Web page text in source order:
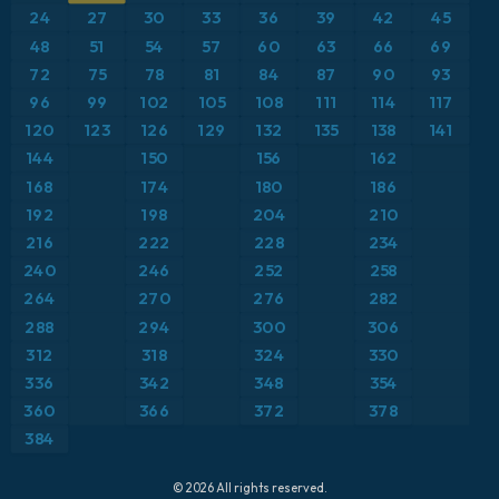
Brazylia
Europa
Grecja
Hiszpania
Islandia
Karaiby
Meksyk
Niemcy
Polska
Skandynawia
Stany Zjednoczone
Opady, chmury i ciśnienie
Pokrywa śnieżna
Porywy wiatru
Punkt rosy na 2 m
Suma opadów
Temperatura na 2 m
Temperatura na 850 hPa
Wiatr na 10 m
Wiatr na 300 hPa (prąd strumieniowy)
24
27 30 33 36 39 42 45
48 51 54 57 60 63 66
69
72
75 78 81 84 87 90 93
96 99 102 105 108 111 114
117
120
123 126 129 132 135 138
141
144
150 156
162
168
174 180
186
192
198 204
210
216
222 228 234
240 246 252 258
264 270 276
282
288
294 300
306
312
318 324
330
336
342 348 354
360 366 372 378
384
© 2026 All rights reserved.